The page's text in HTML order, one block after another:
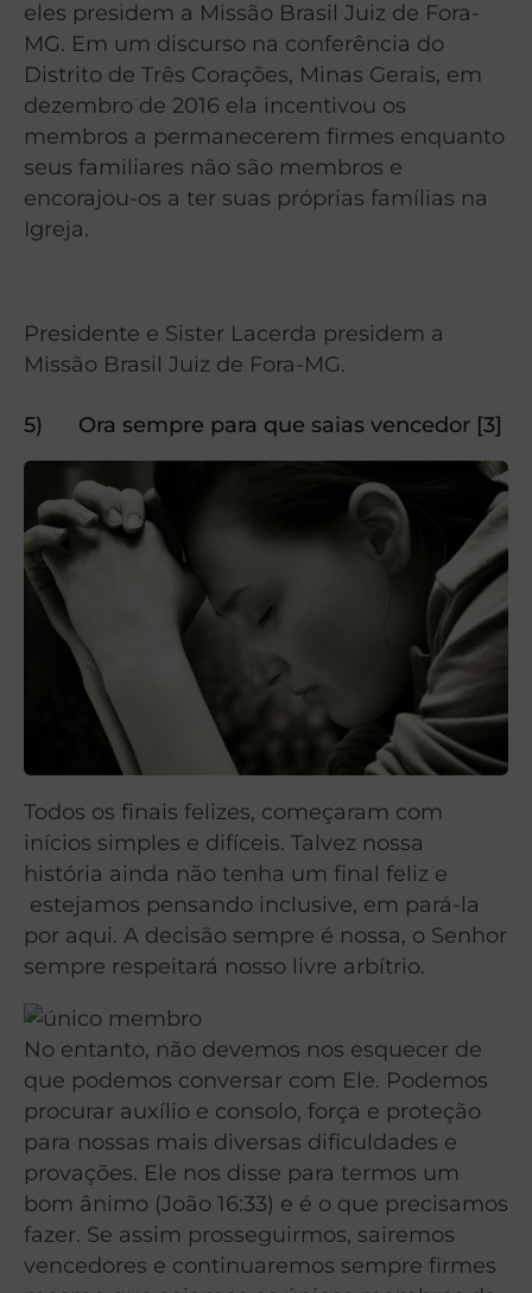
eles presidem a Missão Brasil Juiz de Fora-
MG. Em um discurso na conferência do
Distrito de Três Corações, Minas Gerais, em
dezembro de 2016 ela incentivou os
membros a permanecerem firmes enquanto
seus familiares não são membros e
encorajou-os a ter suas próprias famílias na
Igreja.
Presidente e Sister Lacerda presidem a
Missão Brasil Juiz de Fora-MG.
5) Ora sempre para que saias vencedor [3]
Todos os finais felizes, começaram com
inícios simples e difíceis. Talvez nossa
história ainda não tenha um final feliz e
estejamos pensando inclusive, em pará-la
por aqui. A decisão sempre é nossa, o Senhor
sempre respeitará nosso livre arbítrio.
No entanto, não devemos nos esquecer de
que podemos conversar com Ele. Podemos
procurar auxílio e consolo, força e proteção
para nossas mais diversas dificuldades e
provações. Ele nos disse para termos um
bom ânimo (João 16:33) e é o que precisamos
fazer. Se assim prosseguirmos, sairemos
vencedores e continuaremos sempre firmes